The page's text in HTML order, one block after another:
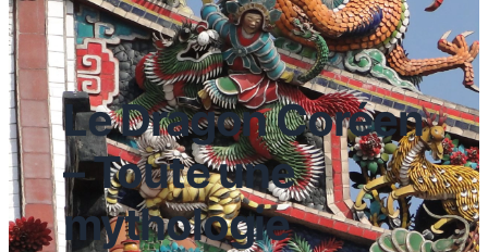
Le Dragon Coréen
– Toute une
mythologie